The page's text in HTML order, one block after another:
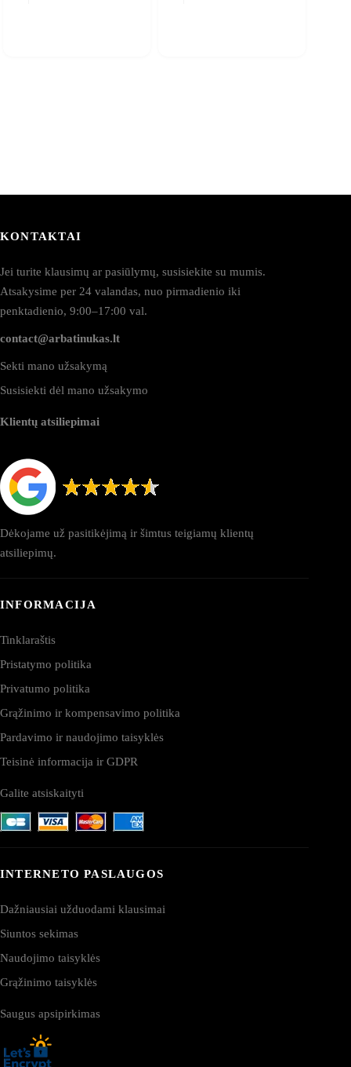
KONTAKTAI
Jei turite klausimų ar pasiūlymų, susisiekite su mumis.
Atsakysime per 24 valandas, nuo pirmadienio iki
penktadienio, 9:00–17:00 val.
contact@arbatinukas.lt
Sekti mano užsakymą
Susisiekti dėl mano užsakymo
Klientų atsiliepimai
Dėkojame už pasitikėjimą ir šimtus teigiamų klientų
atsiliepimų.
INFORMACIJA
Tinklaraštis
Pristatymo politika
Privatumo politika
Grąžinimo ir kompensavimo politika
Pardavimo ir naudojimo taisyklės
Teisinė informacija ir GDPR
Galite atsiskaityti
INTERNETO PASLAUGOS
Dažniausiai užduodami klausimai
Siuntos sekimas
Naudojimo taisyklės
Grąžinimo taisyklės
Saugus apsipirkimas